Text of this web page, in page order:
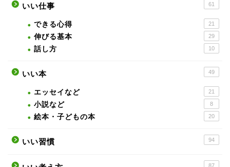
いい仕事 61
できる心得 21
伸びる基本 29
話し方 10
いい本 49
エッセイなど 21
小説など 8
絵本・子どもの本 20
いい習慣 94
87